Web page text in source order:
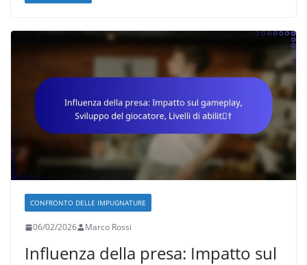
CONFRONTO DELLE IMPUGNATURE
06/02/2026 Marco Rossi
Influenza della presa: Impatto sul